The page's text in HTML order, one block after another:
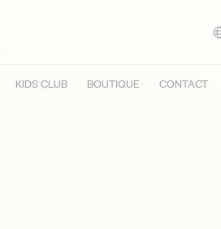
KIDS CLUB BOUTIQUE CONTACT